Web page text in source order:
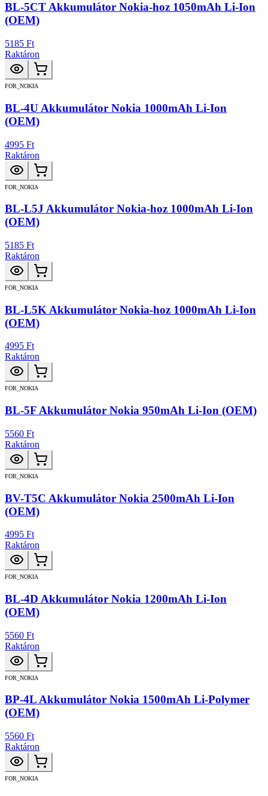
BL-5CT Akkumulátor Nokia-hoz 1050mAh Li-Ion
(OEM)
5185 Ft
Raktáron
FOR_NOKIA
BL-4U Akkumulátor Nokia 1000mAh Li-Ion
(OEM)
4995 Ft
Raktáron
FOR_NOKIA
BL-L5J Akkumulátor Nokia-hoz 1000mAh Li-Ion
(OEM)
5185 Ft
Raktáron
FOR_NOKIA
BL-L5K Akkumulátor Nokia-hoz 1000mAh Li-Ion
(OEM)
4995 Ft
Raktáron
FOR_NOKIA
BL-5F Akkumulátor Nokia 950mAh Li-Ion (OEM)
5560 Ft
Raktáron
FOR_NOKIA
BV-T5C Akkumulátor Nokia 2500mAh Li-Ion
(OEM)
4995 Ft
Raktáron
FOR_NOKIA
BL-4D Akkumulátor Nokia 1200mAh Li-Ion
(OEM)
5560 Ft
Raktáron
FOR_NOKIA
BP-4L Akkumulátor Nokia 1500mAh Li-Polymer
(OEM)
5560 Ft
Raktáron
FOR_NOKIA